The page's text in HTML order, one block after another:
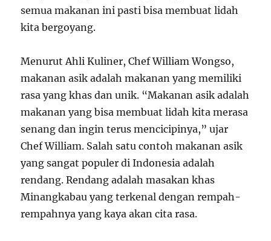
semua makanan ini pasti bisa membuat lidah
kita bergoyang.
Menurut Ahli Kuliner, Chef William Wongso,
makanan asik adalah makanan yang memiliki
rasa yang khas dan unik. “Makanan asik adalah
makanan yang bisa membuat lidah kita merasa
senang dan ingin terus mencicipinya,” ujar
Chef William. Salah satu contoh makanan asik
yang sangat populer di Indonesia adalah
rendang. Rendang adalah masakan khas
Minangkabau yang terkenal dengan rempah-
rempahnya yang kaya akan cita rasa.